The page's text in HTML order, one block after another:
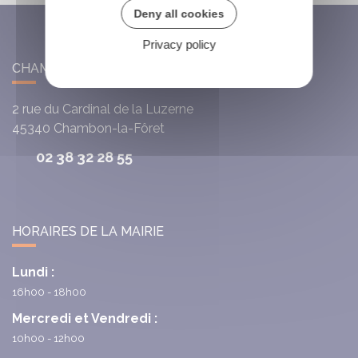
CHAMBON-LA-FÔRET
2 rue du Cardinal de la Luzerne
45340 Chambon-la-Fôret
02 38 32 28 55
HORAIRES DE LA MAIRIE
Lundi :
16h00 - 18h00
Mercredi et Vendredi :
10h00 - 12h00
Deny all cookies
Privacy policy